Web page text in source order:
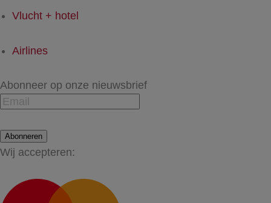
Vlucht + hotel
Airlines
Abonneer op onze nieuwsbrief
Abonneren
Wij accepteren: